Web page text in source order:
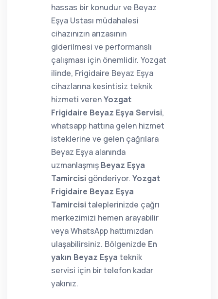
hassas bir konudur ve Beyaz
Eşya Ustası müdahalesi
cihazınızın arızasının
giderilmesi ve performanslı
çalışması için önemlidir. Yozgat
ilinde, Frigidaire Beyaz Eşya
cihazlarına kesintisiz teknik
hizmeti verenYozgat
Frigidaire Beyaz Eşya Servisi,
whatsapp hattına gelen hizmet
isteklerine ve gelen çağrılara
Beyaz Eşya alanında
uzmanlaşmış Beyaz Eşya
Tamircisi gönderiyor. Yozgat
Frigidaire Beyaz Eşya
Tamircisi taleplerinizde çağrı
merkezimizi hemen arayabilir
veya WhatsApp hattımızdan
ulaşabilirsiniz. Bölgenizde En
yakın Beyaz Eşya teknik
servisi için bir telefon kadar
yakınız.